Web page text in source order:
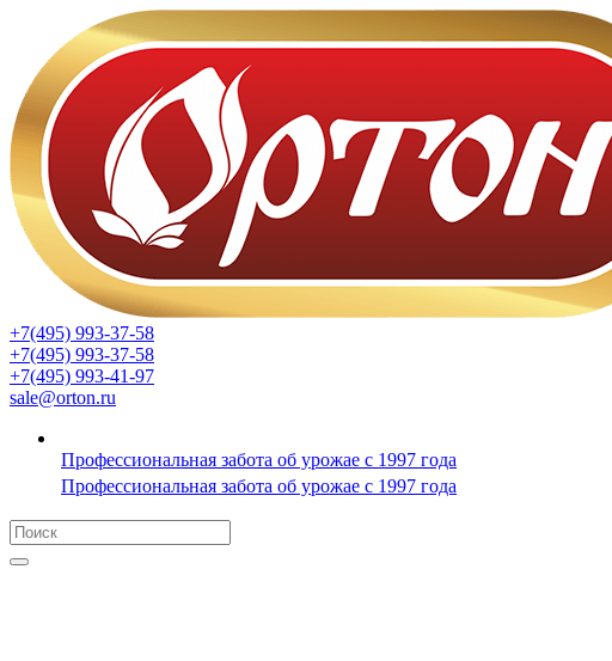
+7(495) 993-37-58
+7(495) 993-37-58
+7(495) 993-41-97
sale@orton.ru
Профессиональная забота об урожае с 1997 года
Профессиональная забота об урожае с 1997 года